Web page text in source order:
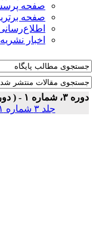
صفحه پرسش‌های
صفحه برترین‌های
اطلاع‌رسانی به
اخبار نشریه